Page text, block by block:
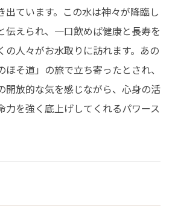
出ています。この水は神々が降臨し
伝えられ、一口飲めば健康と長寿を
の人々がお水取りに訪れます。あの
そ道」の旅で立ち寄ったとされ、
開放的な気を感じながら、心身の活
力を強く底上げしてくれるパワース